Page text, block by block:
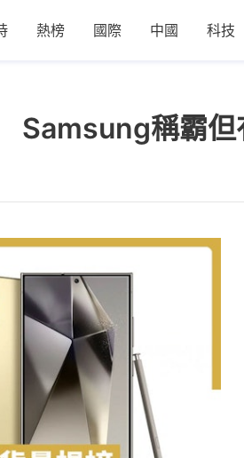
熱榜 國際 中國 科技
Samsung稱霸